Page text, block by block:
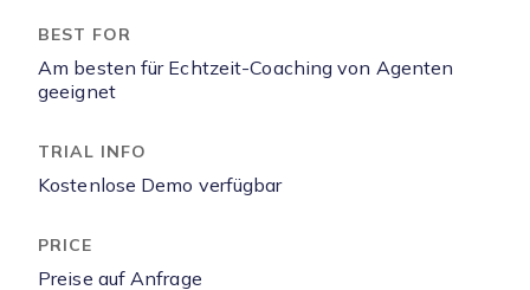
Am besten für Echtzeit-Coaching von Agenten
geeignet
Kostenlose Demo verfügbar
Preise auf Anfrage